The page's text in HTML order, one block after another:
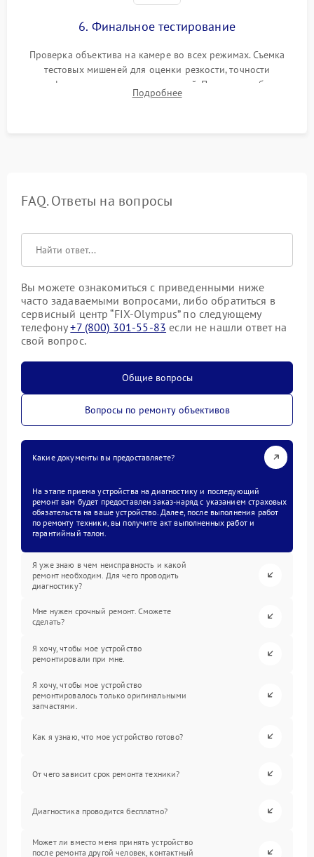
6. Финальное тестирование
Проверка объектива на камере во всех режимах. Съемка
тестовых мишеней для оценки резкости, точности
автофокуса и отсутствия искажений. Проверка работы
диафрагмы на закрытых значениях и тестирование
Подробнее
FAQ. Ответы на вопросы
Вы можете ознакомиться с приведенными ниже
часто задаваемыми вопросами, либо обратиться в
сервисный центр “FIX-Olympus” по следующему
телефону+7 (800) 301-55-83 если не нашли ответ на
свой вопрос.
Общие вопросы
Вопросы по ремонту объективов
Какие документы вы предоставляете?
На этапе приема устройства на диагностику и последующий
ремонт вам будет предоставлен заказ-наряд с указанием страховых
обязательств на ваше устройство. Далее, после выполнения работ
по ремонту техники, вы получите акт выполненных работ и
гарантийный талон.
Я уже знаю в чем неисправность и какой
ремонт необходим. Для чего проводить
диагностику?
Мне нужен срочный ремонт. Сможете
сделать?
Я хочу, чтобы мое устройство
ремонтировали при мне.
Я хочу, чтобы мое устройство
ремонтировалось только оригинальными
запчастями.
Как я узнаю, что мое устройство готово?
От чего зависит срок ремонта техники?
Диагностика проводится бесплатно?
Может ли вместо меня принять устройство
после ремонта другой человек, контактный